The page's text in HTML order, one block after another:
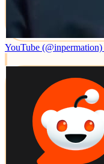
YouTube (@inpermation)